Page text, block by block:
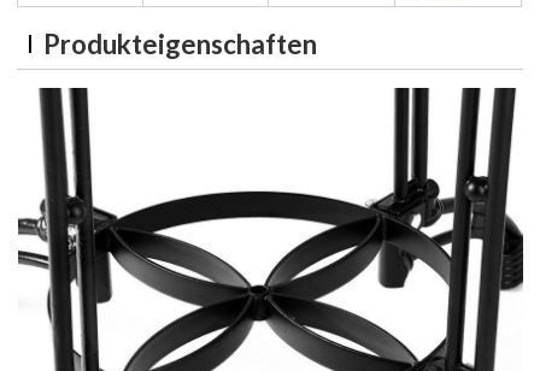
Produkteigenschaften